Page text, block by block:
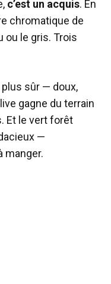
c’est un acquis. En
chromatique de
ou le gris. Trois
sûr — doux,
gagne du terrain
Et le vert forêt
—
manger.